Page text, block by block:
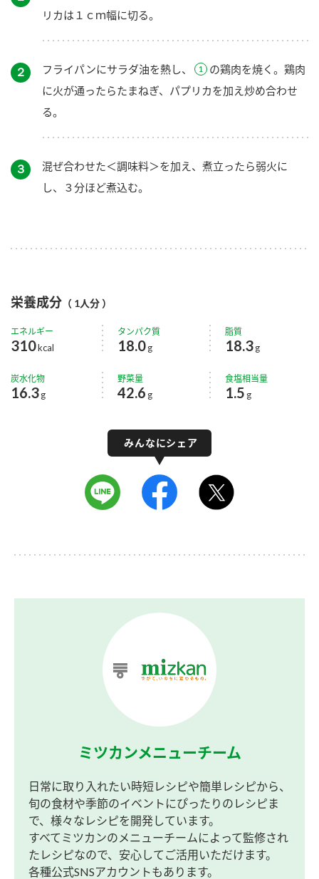
リカは１ｃｍ幅に切る。
２ フライパンにサラダ油を熱し、
の鶏肉を焼く。鶏肉
に火が通ったらたまねぎ、パプリカを加え炒め合わせ
る。
３
混ぜ合わせた＜調味料＞を加え、煮立ったら弱火に
し、３分ほど煮込む。
栄養成分 （ 1人分 ）
エネルギー
310kcal
タンパク質
18.0g
脂質
18.3 g
炭水化物
16.3g
野菜量
42.6 g
食塩相当量
1.5 g
ミツカンメニューチーム
日常に取り入れたい時短レシピや簡単レシピから、
旬の食材や季節のイベントにぴったりのレシピま
で、様々なレシピを開発しています。
すべてミツカンのメニューチームによって監修され
たレシピなので、安心してご活用いただけます。
各種公式SNSアカウントもあります。